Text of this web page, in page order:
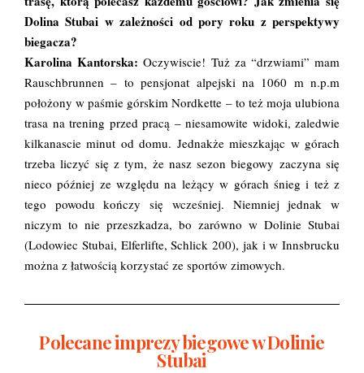
Dolina Stubai w zależności od pory roku z perspektywy
biegacza?
Karolina Kantorska:Oczywiscie! Tuż za “drzwiami” mam
Rauschbrunnen – to pensjonat alpejski na 1060 m n.p.m
położony w paśmie górskim Nordkette – to też moja ulubiona
trasa na trening przed pracą – niesamowite widoki, zaledwie
kilkanascie minut od domu. Jednakże mieszkając w górach
trzeba liczyć się z tym, że nasz sezon biegowy zaczyna się
nieco później ze względu na leżący w górach śnieg i też z
tego powodu kończy się wcześniej. Niemniej jednak w
niczym to nie przeszkadza, bo zarówno w Dolinie Stubai
(Lodowiec Stubai, Elferlifte, Schlick 200), jak i w Innsbrucku
można z łatwością korzystać ze sportów zimowych.
Polecane imprezy biegowe w Dolinie
Stubai